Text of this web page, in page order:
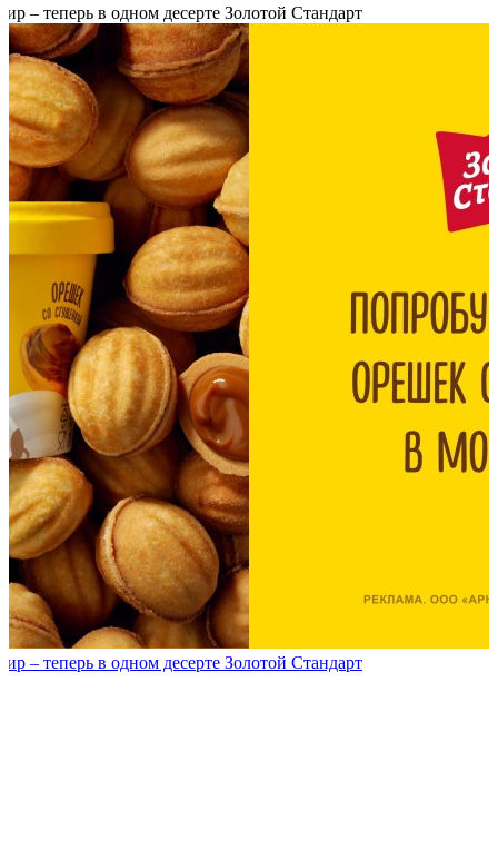
– теперь в одном десерте Золотой Стандарт
– теперь в одном десерте Золотой Стандарт